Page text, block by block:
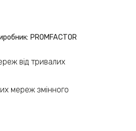
PROMFACTOR
від тривалих
мереж змінного